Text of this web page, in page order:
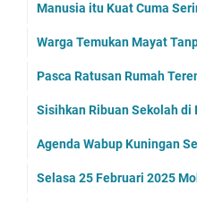
Manusia itu Kuat Cuma
Warga Temukan Mayat
Pasca Ratusan Rumah
Sisihkan Ribuan Sekolah di
Agenda Wabup Kuningan
Selasa 25 Februari 2025